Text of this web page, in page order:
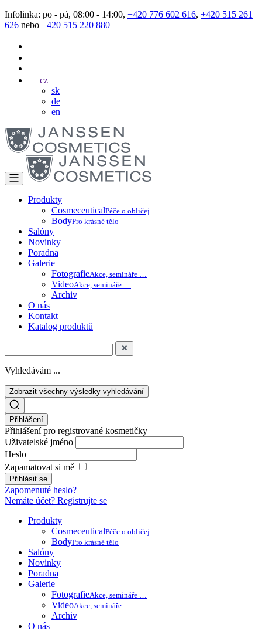
Infolinka: po - pá, 08:00 - 14:00, +420 776 602 616, +420 515 261
626 nebo +420 515 220 880
cz
sk
de
en
Produkty
CosmeceuticalPéče o obličej
BodyPro krásné tělo
Salóny
Novinky
Poradna
Galerie
FotografieAkce, semináře …
VideoAkce, semináře …
Archiv
O nás
Kontakt
Katalog produktů
Vyhledávám ...
Zobrazit všechny výsledky vyhledávání
Přihlášení
Přihlášení pro registrované kosmetičky
Uživatelské jméno
Heslo
Zapamatovat si mě
Zapomenuté heslo?
Nemáte účet? Registrujte se
Produkty
CosmeceuticalPéče o obličej
BodyPro krásné tělo
Salóny
Novinky
Poradna
Galerie
FotografieAkce, semináře …
VideoAkce, semináře …
Archiv
O nás